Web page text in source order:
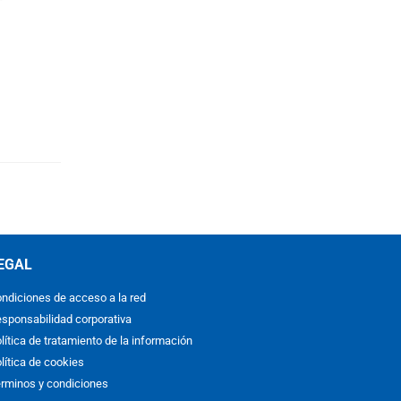
de acceso a la red
corporativa
de tratamiento de la información
de cookies
y condiciones